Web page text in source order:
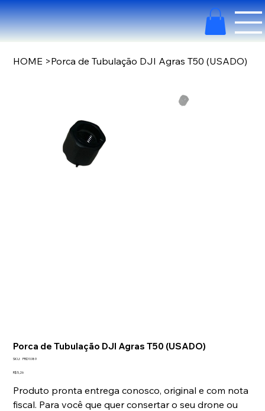
HOME >Porca de Tubulação DJI Agras T50 (USADO)
Porca de Tubulação DJI Agras T50 (USADO)
SKU: SKU
PRD1089
Preço
R$ 5,26
Produto pronta entrega conosco, original e com nota
fiscal. Para você que quer consertar o seu drone ou